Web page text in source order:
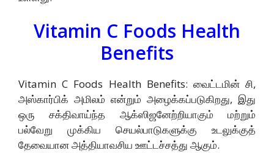
Vitamin C Foods Health
Benefits
Vitamin C Foods Health Benefits: வைட்டமின் சி,
அஸ்கார்பிக் அமிலம் என்றும் அழைக்கப்படுகிறது, இது
ஒரு சக்திவாய்ந்த ஆக்ஸிஜனேற்றியாகும் மற்றும்
பல்வேறு முக்கிய செயல்பாடுகளுக்கு உடலுக்குத்
தேவையான அத்தியாவசிய ஊட்டச்சத்து ஆகும்.